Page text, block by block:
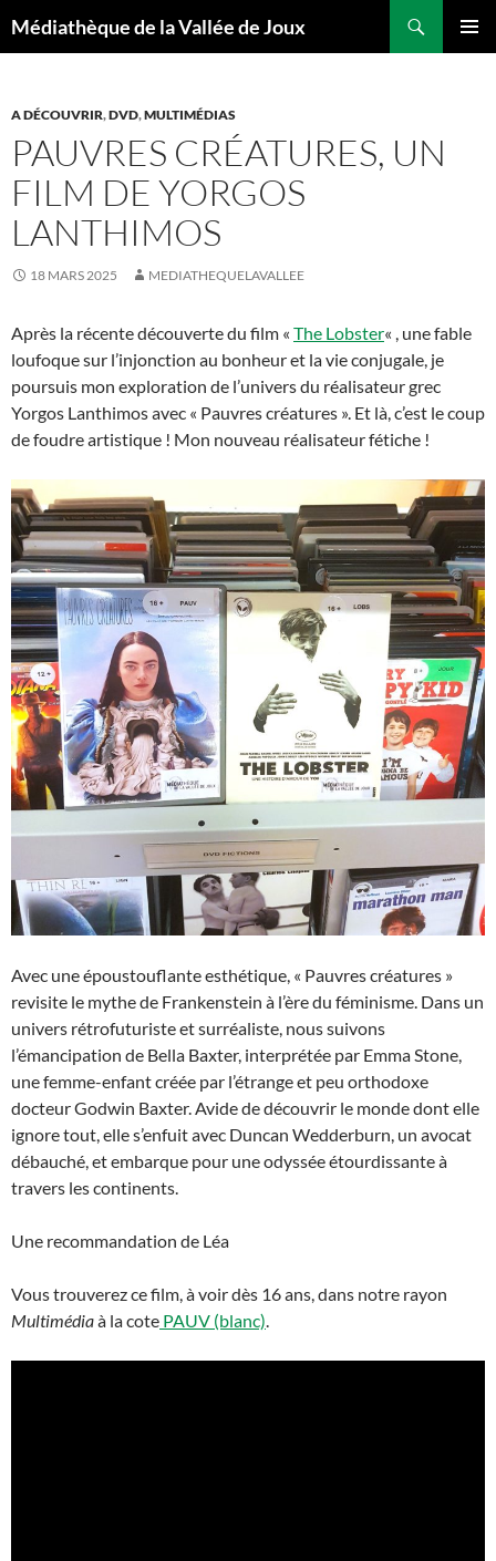
auMédiathèque de la Vallée de Joux
A DÉCOUVRIR,DVD,MULTIMÉDIAS
PAUVRES CRÉATURES, UN
FILM DE YORGOS
LANTHIMOS
18 MARS 2025 MEDIATHEQUELAVALLEE
Après la récente découverte du film « The Lobster« , une fable
loufoque sur l’injonction au bonheur et la vie conjugale, je
poursuis mon exploration de l’univers du réalisateur grec
Yorgos Lanthimos avec « Pauvres créatures ». Et là, c’est le coup
de foudre artistique ! Mon nouveau réalisateur fétiche !
Avec une époustouflante esthétique, « Pauvres créatures »
revisite le mythe de Frankenstein à l’ère du féminisme. Dans un
univers rétrofuturiste et surréaliste, nous suivons
l’émancipation de Bella Baxter, interprétée par Emma Stone,
une femme-enfant créée par l’étrange et peu orthodoxe
docteur Godwin Baxter. Avide de découvrir le monde dont elle
ignore tout, elle s’enfuit avec Duncan Wedderburn, un avocat
débauché, et embarque pour une odyssée étourdissante à
travers les continents.
Une recommandation de Léa
Vous trouverez ce film, à voir dès 16 ans, dans notre rayon
Multimédiaà la cote PAUV (blanc).